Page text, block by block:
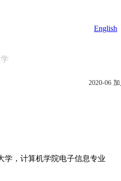
English
2020-06
学，计算机学院电子信息专业